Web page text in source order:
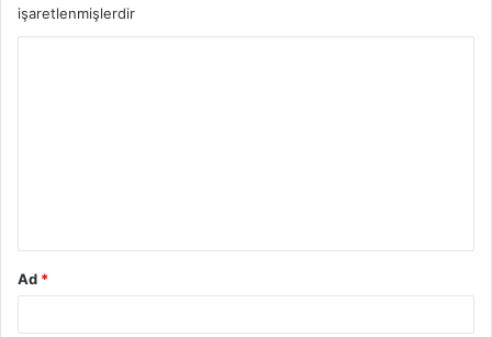
işaretlenmişlerdir
Ad *